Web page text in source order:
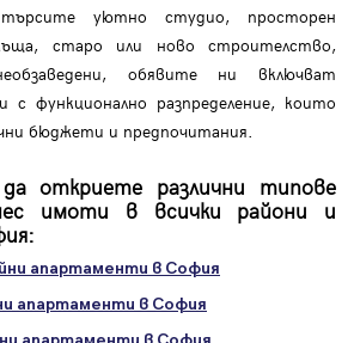
уютно студио, просторен
старо или ново строителство,
обявите ни включват
с функционално разпределение, които
бюджети и предпочитания.
откриете различни типове
имоти в всички райони и
апартаменти в София
апартаменти в София